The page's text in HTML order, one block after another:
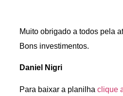
Muito obrigado a todos pela
Bons investimentos.
Daniel Nigri
Para baixar a planilha clique